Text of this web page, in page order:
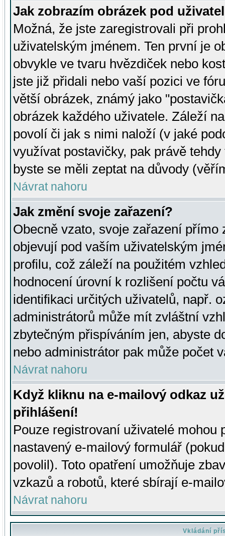
Jak zobrazím obrázek pod
Možná, že jste zaregistrovali při
uživatelským jménem. Ten první je
obvykle ve tvaru hvězdiček nebo
jste již přidali nebo vaší pozici ve
větší obrázek, známý jako
obrázek každého uživatele. Záleží
povolí či jak s nimi naloží (v jaké
využívat postavičky, pak právě
byste se měli zeptat na důvody
Návrat nahoru
Jak změní svoje zařazení?
Obecně vzato, svoje zařazení přímo
objevují pod vaším uživatelským
profilu, což záleží na použitém
hodnocení úrovní k rozlišení počtu
identifikaci určitých uživatelů, např.
administrátorů může mít zvláštní
zbytečným přispíváním jen, abyste
nebo administrátor pak může počet
Návrat nahoru
Když kliknu na e-mailový odkaz
přihlášení!
Pouze registrovaní uživatelé mohou
nastavený e-mailový formulář
povolil). Toto opatření umožňuje
vzkazů a robotů, které sbírají e-
Návrat nahoru
Vkládání